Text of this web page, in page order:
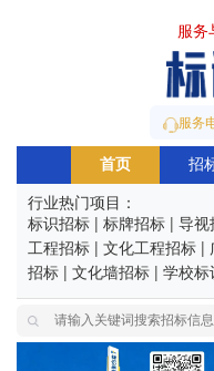
服务
服务
首页 招
行业热门项目：
标识招标
标牌招标 导视
工程招标
文化工程招标
招标
文化墙招标 学校标